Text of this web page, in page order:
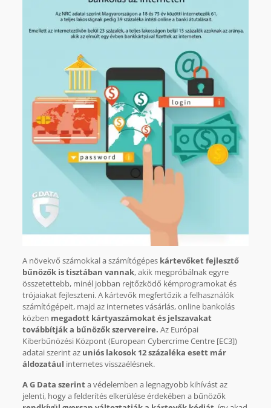
A növekvő számokkal a számítógépes kártevőket fejlesztő
bűnözők is tisztában vannak, akik megpróbálnak egyre
összetettebb, minél jobban rejtőzködő kémprogramokat és
trójaiakat fejleszteni. A kártevők megfertőzik a felhasználók
számítógépeit, majd az internetes vásárlás, online bankolás
közben megadott kártyaszámokat és jelszavakat
továbbítják a bűnözők szervereire. Az Európai
Kiberbűnözési Központ (European Cybercrime Centre [EC3])
adatai szerint az uniós lakosok 12 százaléka esett már
áldozatául internetes visszaélésnek.
A G Data szerinta védelemben a legnagyobb kihívást az
jelenti, hogy a felderítés elkerülése érdekében a bűnözők